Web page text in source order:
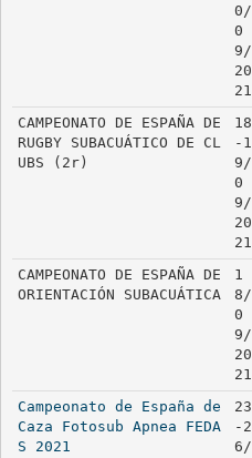
0/
0
9/
20
21
CAMPEONATO DE ESPAÑA DE
RUGBY SUBACUÁTICO DE CL
UBS (2r)
18
-1
9/
0
9/
20
21
CAMPEONATO DE ESPAÑA DE
ORIENTACIÓN SUBACUÁTICA
1
8/
0
9/
20
21
Campeonato de España de
Caza Fotosub Apnea FEDA
S 2021
23
-2
6/